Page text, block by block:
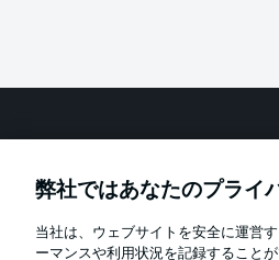
Football as it's
Official Partners
弊社ではあなたのプライ
当社は、ウェブサイトを安全に運営
ーマンスや利用状況を記録すること